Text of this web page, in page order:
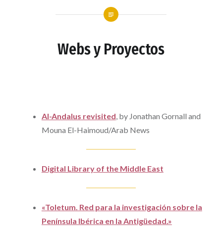
Webs y Proyectos
Al-Andalus revisited , by Jonathan Gornall and
Mouna El-Haimoud/Arab News
Digital Library of the Middle East
«Toletum. Red para la investigación sobre la
Península Ibérica en la Antigüedad.»